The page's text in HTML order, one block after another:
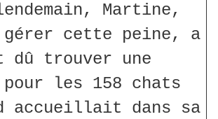
Martine,
cette peine, a
dû trouver une
les 158 chats
accueillait dans sa